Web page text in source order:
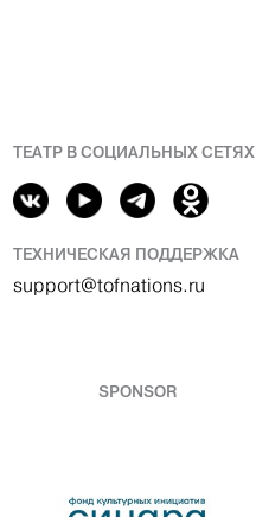
ТЕАТР В СОЦИАЛЬНЫХ СЕТЯХ
ТЕХНИЧЕСКАЯ ПОДДЕРЖКА
support@tofnations.ru
SPONSOR